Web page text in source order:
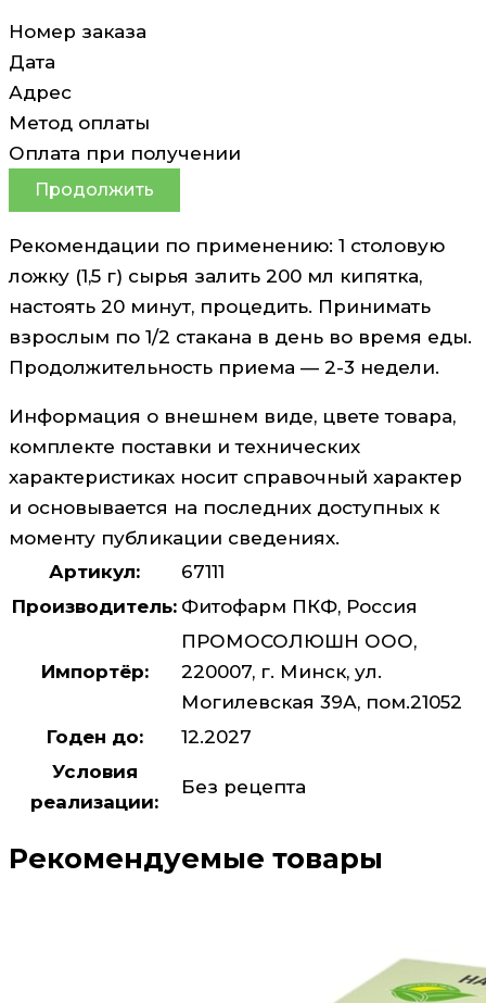
Номер заказа
Дата
Адрес
Метод оплаты
Оплата при получении
Продолжить
Рекомендации по применению: 1 столовую
ложку (1,5 г) сырья залить 200 мл кипятка,
настоять 20 минут, процедить. Принимать
взрослым по 1/2 стакана в день во время еды.
Продолжительность приема — 2-3 недели.
Информация о внешнем виде, цвете товара,
комплекте поставки и технических
характеристиках носит справочный характер
и основывается на последних доступных к
моменту публикации сведениях.
Артикул:
67111
Производитель: Фитофарм ПКФ, Россия
Импортёр:
ПРОМОСОЛЮШН ООО,
220007, г. Минск, ул.
Могилевская 39А, пом.21052
Годен до:
12.2027
Условия
реализации:
Без рецепта
Рекомендуемые товары